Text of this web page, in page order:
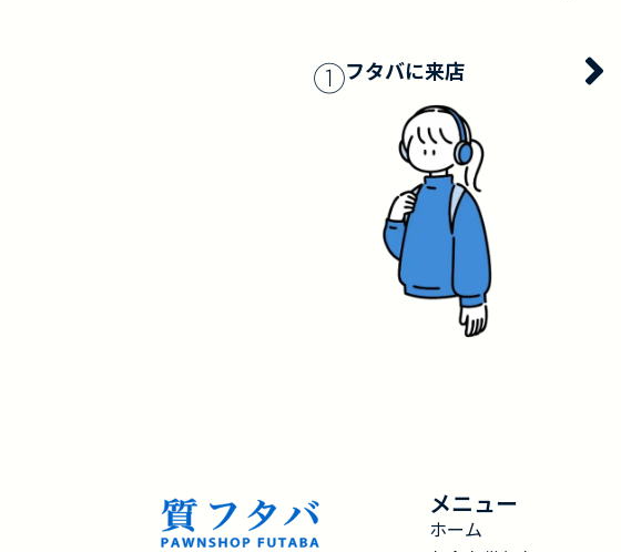
①フタバに来店
メニュー
ホーム